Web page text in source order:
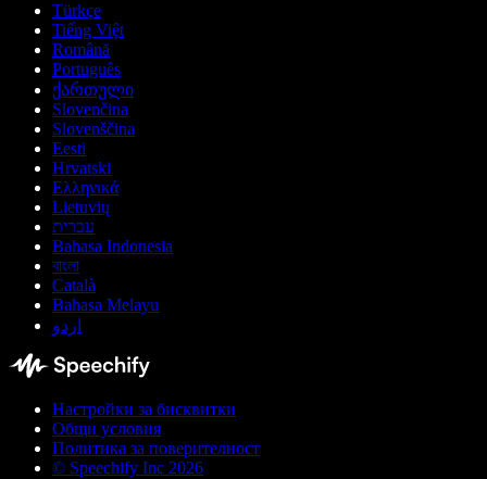
Türkçe
Tiếng Việt
Română
Português
ქართული
Slovenčina
Slovenščina
Eesti
Hrvatski
Ελληνικά
Lietuvių
עברית
Bahasa Indonesia
বাংলা
Català
Bahasa Melayu
اردو
Настройки за бисквитки
Общи условия
Политика за поверителност
© Speechify Inc 2026